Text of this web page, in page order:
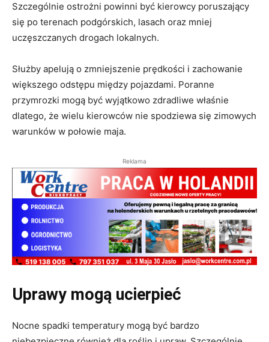
Szczególnie ostrożni powinni być kierowcy poruszający
się po terenach podgórskich, lasach oraz mniej
uczęszczanych drogach lokalnych.
Służby apelują o zmniejszenie prędkości i zachowanie
większego odstępu między pojazdami. Poranne
przymrozki mogą być wyjątkowo zdradliwe właśnie
dlatego, że wielu kierowców nie spodziewa się zimowych
warunków w połowie maja.
Reklama
Uprawy mogą ucierpieć
Nocne spadki temperatury mogą być bardzo